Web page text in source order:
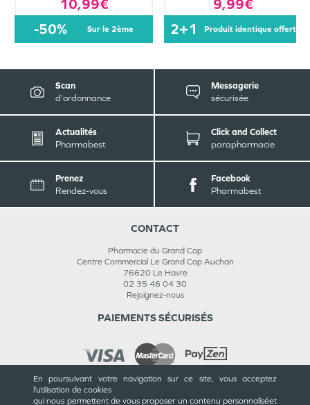
En poursuivant votre navigation sur ce site, vous acceptez
l’utilisation de cookies
qui nous permettent de vous proposer un contenu personnaliséet
10,99€
-50% sur le 2ème
9,99€
2+1 produit identique offert
Scan
d'ordonnance
Messagerie
sécurisée
Actualités
Pharmabest
Click and Collect
parapharmacie
Prenez
Rendez-vous
Facebook
Pharmabest
CONTACT
Pharmacie du Grand Cap
Centre Commercial Le Grand Cap Auchan
76620 Le Havre
02 35 46 04 30
Rejoignez-nous
PAIEMENTS SÉCURISÉS